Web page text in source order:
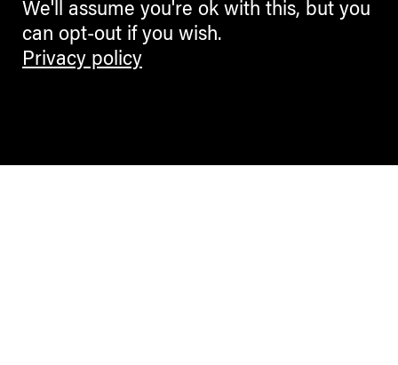
We'll assume you're ok with this, but you
can opt-out if you wish.
Privacy policy